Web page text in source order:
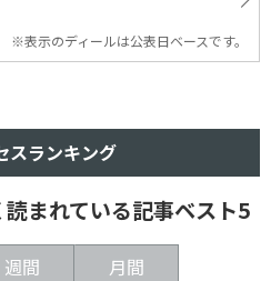
※表示のディールは公表日ベースです。
スランキング
読まれている記事ベスト5
週間 月間